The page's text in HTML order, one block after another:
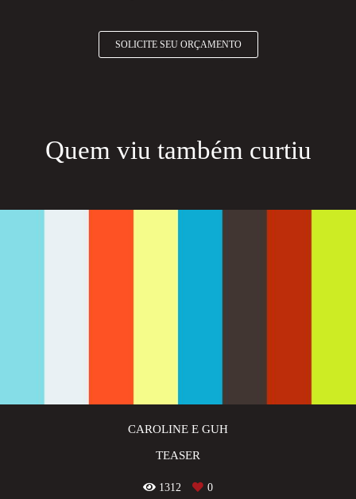
SOLICITE SEU ORÇAMENTO
Quem viu também curtiu
CAROLINE E GUH
TEASER
1312 0